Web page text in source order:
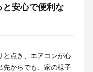
と安心で便利な
と点き、エアコンが心
先からでも、家の様子